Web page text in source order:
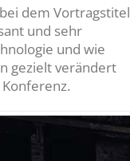
dem Vortragstitel
und sehr
und wie
gezielt verändert